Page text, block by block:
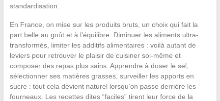
standardisation.
En France, on mise sur les produits bruts, un choix qui fait la
part belle au goût et à l’équilibre. Diminuer les aliments ultra-
transformés, limiter les additifs alimentaires : voilà autant de
leviers pour retrouver le plaisir de cuisiner soi-même et
composer des repas plus sains. Apprendre à doser le sel,
sélectionner ses matières grasses, surveiller les apports en
sucre : tout cela devient naturel lorsqu’on passe derrière les
fourneaux. Les recettes dites “faciles” tirent leur force de la